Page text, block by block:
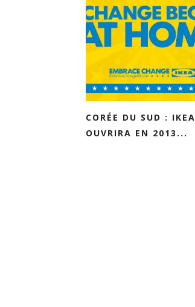
CORÉE DU SUD : IKEA
OUVRIRA EN 2013...